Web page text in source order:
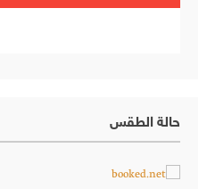
حالة الطقس